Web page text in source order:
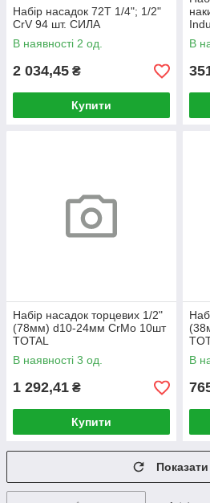
Набір насадок 72T 1/4"; 1/2"
CrV 94 шт. СИЛА
В наявності 2 од.
2 034,45 ₴
Купити
В
Набір насадок торцевих 1/2"
(78мм) d10-24мм CrMo 10шт
TOTAL
В наявності 3 од.
1 292,41 ₴
Купити
В